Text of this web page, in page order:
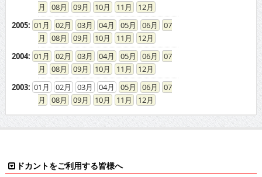
08
09 10 11
12
2005: 01 02 03 04 05 06
07
08
09 10 11
12
2004: 01 02 03 04 05 06
07
08
09 10 11
12
2003: 01 02 03 04 05 06
07
08
09 10 11 12
ドカントをご利用する皆様へ